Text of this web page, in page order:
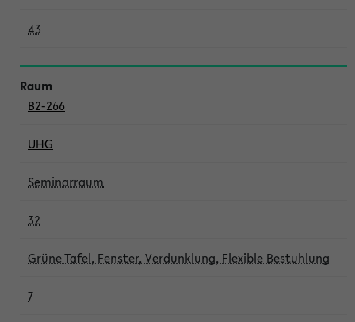
43
B2-266
UHG
Seminarraum
32
Grüne Tafel, Fenster, Verdunklung, Flexible Bestuhlung
7